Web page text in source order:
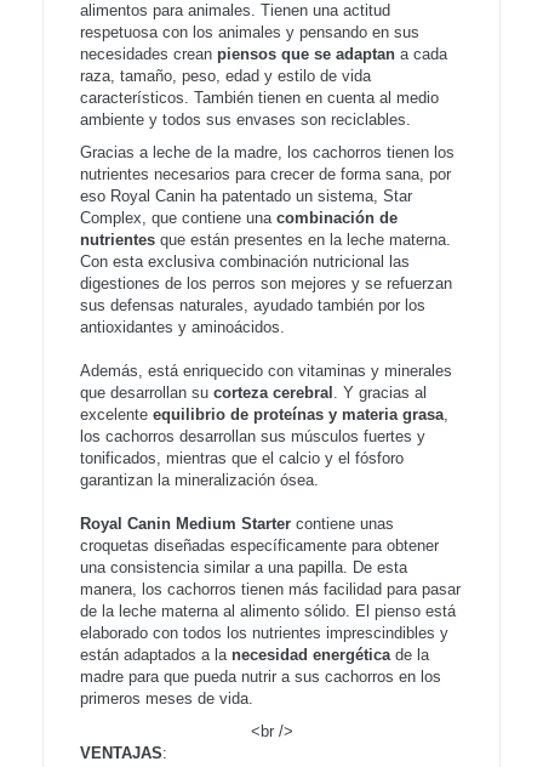
alimentos para animales. Tienen una actitud
respetuosa con los animales y pensando en sus
necesidades crean piensos que se adaptan a cada
raza, tamaño, peso, edad y estilo de vida
característicos. También tienen en cuenta al medio
ambiente y todos sus envases son reciclables.
Gracias a leche de la madre, los cachorros tienen los
nutrientes necesarios para crecer de forma sana, por
eso Royal Canin ha patentado un sistema, Star
Complex, que contiene una combinación de
nutrientes que están presentes en la leche materna.
Con esta exclusiva combinación nutricional las
digestiones de los perros son mejores y se refuerzan
sus defensas naturales, ayudado también por los
antioxidantes y aminoácidos.
Además, está enriquecido con vitaminas y minerales
que desarrollan su corteza cerebral . Y gracias al
excelente equilibrio de proteínas y materia grasa,
los cachorros desarrollan sus músculos fuertes y
tonificados, mientras que el calcio y el fósforo
garantizan la mineralización ósea.
Royal Canin Medium Starter contiene unas
croquetas diseñadas específicamente para obtener
una consistencia similar a una papilla. De esta
manera, los cachorros tienen más facilidad para pasar
de la leche materna al alimento sólido. El pienso está
elaborado con todos los nutrientes imprescindibles y
están adaptados a la necesidad energéticade la
madre para que pueda nutrir a sus cachorros en los
primeros meses de vida.
<br />
VENTAJAS: